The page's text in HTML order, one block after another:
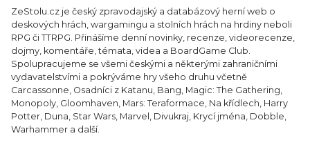
ZeStolu.cz je český zpravodajský a databázový herní web o
deskových hrách, wargamingu a stolních hrách na hrdiny neboli
RPG či TTRPG. Přinášíme denní novinky, recenze, videorecenze,
dojmy, komentáře, témata, videa a BoardGame Club.
Spolupracujeme se všemi českými a některými zahraničními
vydavatelstvími a pokrýváme hry všeho druhu včetně
Carcassonne, Osadníci z Katanu, Bang, Magic: The Gathering,
Monopoly, Gloomhaven, Mars: Teraformace, Na křídlech, Harry
Potter, Duna, Star Wars, Marvel, Divukraj, Krycí jména, Dobble,
Warhammer a další.